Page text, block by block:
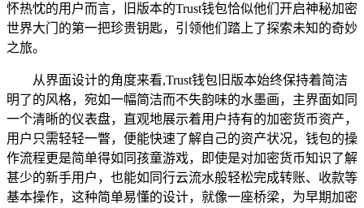
怀热忱的用户而言，旧版本的Trust钱包恰似他们开启神秘加密
世界大门的第一把珍贵钥匙，引领他们踏上了探索未知的奇妙
之旅。
从界面设计的角度来看,Trust钱包旧版本始终保持着简洁
明了的风格，宛如一幅简洁而不失韵味的水墨画，主界面如同
一个清晰的仪表盘，直观地展示着用户持有的加密货币资产，
用户只需轻轻一瞥，便能快速了解自己的资产状况，钱包的操
作流程更是简单得如同孩童游戏，即使是对加密货币知识了解
甚少的新手用户，也能如同行云流水般轻松完成转账、收款等
基本操作，这种简单易懂的设计，就像一座桥梁，为早期加密